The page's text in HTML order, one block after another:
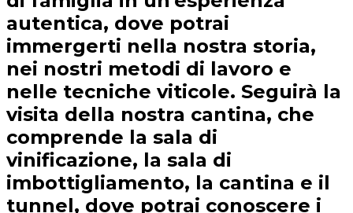
autentica, dove potrai
immergerti nella nostra storia,
nei nostri metodi di lavoro e
nelle tecniche viticole. Seguirà la
visita della nostra cantina, che
comprende la sala di
vinificazione, la sala di
imbottigliamento, la cantina e il
tunnel, dove potrai conoscere i